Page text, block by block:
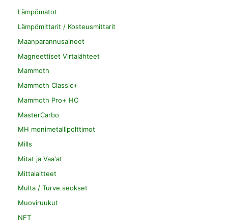
Lämpömatot
Lämpömittarit / Kosteusmittarit
Maanparannusaineet
Magneettiset Virtalähteet
Mammoth
Mammoth Classic+
Mammoth Pro+ HC
MasterCarbo
MH monimetallipolttimot
Mills
Mitat ja Vaa'at
Mittalaitteet
Multa / Turve seokset
Muoviruukut
NFT